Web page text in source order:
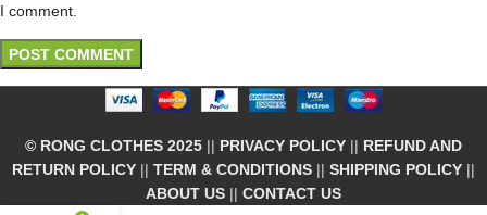
I comment.
© RONG CLOTHES 2025 || PRIVACY POLICY || REFUND AND
RETURN POLICY || TERM & CONDITIONS || SHIPPING POLICY ||
ABOUT US || CONTACT US